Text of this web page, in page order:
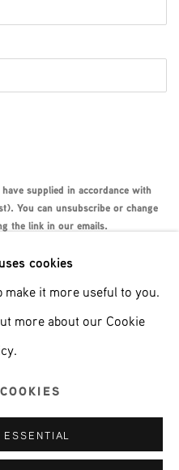
supplied in accordance with
You can unsubscribe or change
the link in our emails.
cookies
it more useful to you.
more about our Cookie